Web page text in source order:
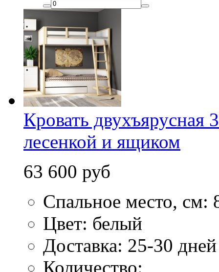
Кровать двухъярусная
лесенкой и ящиком
63 600 руб
Спальное место, см:
Цвет: белый
Доставка: 25-30 дней
Количество: